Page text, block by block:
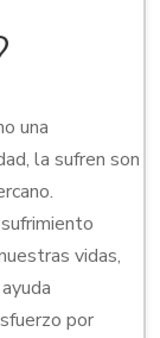
una
la sufren son
vidas,
por